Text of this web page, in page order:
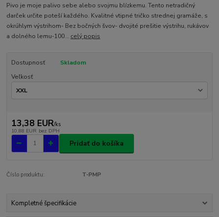
Pivo je moje palivo sebe alebo svojmu blízkemu. Tento netradičný
darček určite poteší každého. Kvalitné vtipné tričko strednej gramáže, s
okrúhlym výstrihom- Bez bočných švov- dvojité prešitie výstrihu, rukávov
a dolného lemu-100... celý popis
Dostupnosť
Skladom
Veľkosť
13,38 EUR/ks
10,88 EUR bez DPH
Pridať do košíka
Číslo produktu: T-PMP
Kompletné špecifikácie